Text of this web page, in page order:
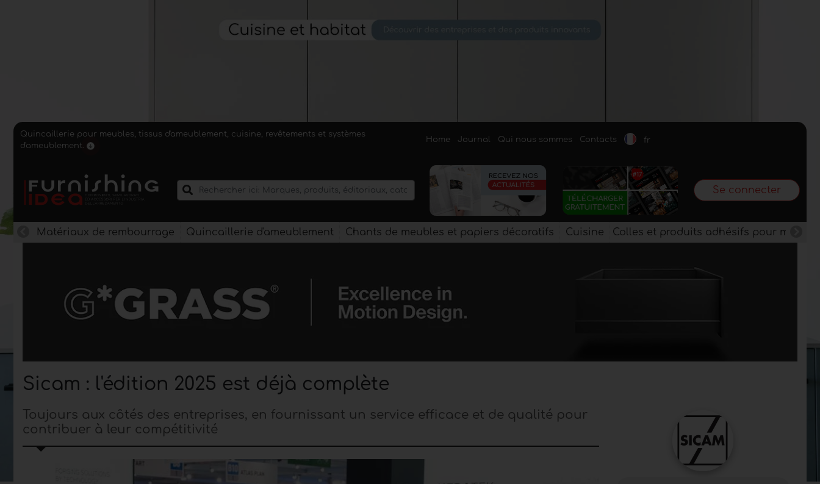
Quincaillerie pour meubles, tissus d'ameublement, cuisine, revêtements et systèmes
d'ameublement.
Home Journal Qui nous sommes Contacts fr
Se connecter
Matériaux de rembourrage Quincaillerie d'ameublement Chants de meubles et papiers décoratifs Cuisine Colles et produits adhésifs pour
Sicam : l'édition 2025 est déjà complète
Toujours aux côtés des entreprises, en fournissant un service efficace et de qualité pour
contribuer à leur compétitivité